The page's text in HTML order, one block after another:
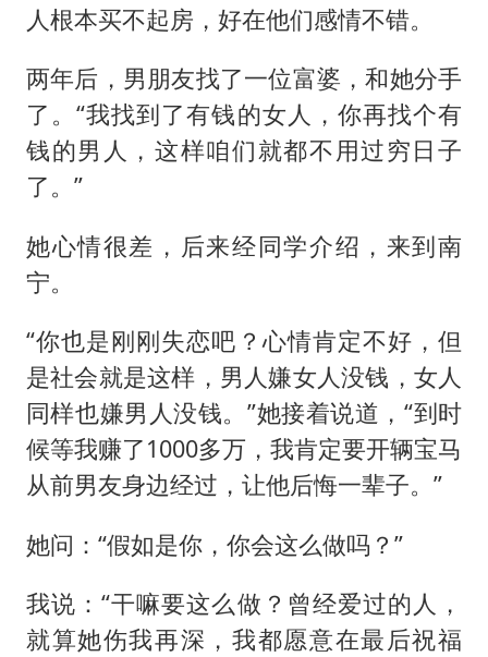
人根本买不起房，好在他们感情不错。
两年后，男朋友找了一位富婆，和她分手
了。“我找到了有钱的女人，你再找个有
钱的男人，这样咱们就都不用过穷日子
了。”
她心情很差，后来经同学介绍，来到南
宁。
“你也是刚刚失恋吧？心情肯定不好，但
是社会就是这样，男人嫌女人没钱，女人
同样也嫌男人没钱。”她接着说道，“到时
候等我赚了1000多万，我肯定要开辆宝马
从前男友身边经过，让他后悔一辈子。”
她问：“假如是你，你会这么做吗？”
我说：“干嘛要这么做？曾经爱过的人，
就算她伤我再深，我都愿意在最后祝福